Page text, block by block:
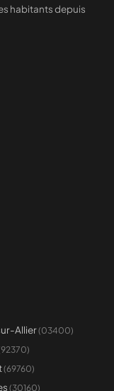
habitants depuis
Allier(03400)
(69760)
(30160)